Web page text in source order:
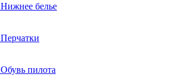
Нижнее белье
Перчатки
Обувь пилота